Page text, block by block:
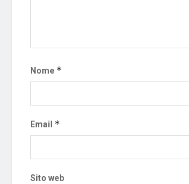
Nome *
Email *
Sito web